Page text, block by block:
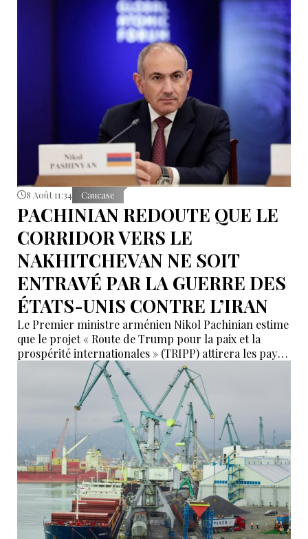
8 Août 11:34 Caucase
PACHINIAN REDOUTE QUE LE
CORRIDOR VERS LE
NAKHITCHEVAN NE SOIT
ENTRAVÉ PAR LA GUERRE DES
ÉTATS-UNIS CONTRE L’IRAN
Le Premier ministre arménien Nikol Pachinian estime
que le projet « Route de Trump pour la paix et la
prospérité internationales » (TRIPP) attirera les pays
de la région, mais il a également déclaré que
l’instabilité régionale pourrait entraver sa mise en